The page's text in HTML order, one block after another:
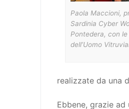
Paola Maccioni,
Sardinia Cyber
Pontedera, con
dell’Uomo
realizzate da una
Ebbene, grazie ad